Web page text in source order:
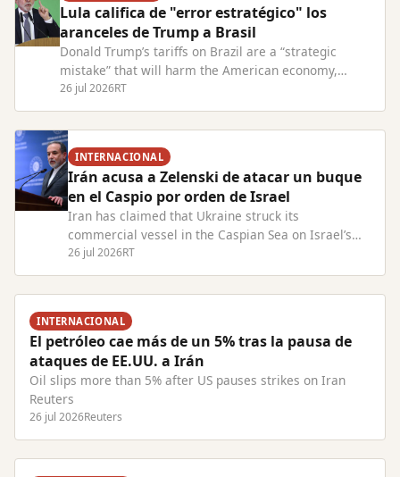
Lula califica de "error estratégico" los
aranceles de Trump a Brasil
Donald Trump’s tariffs on Brazil are a “strategic
mistake” that will harm the American economy,
President Lula has warned. Read Full Article at
RT.com
26 jul 2026RT
INTERNACIONAL
Irán acusa a Zelenski de atacar un buque
en el Caspio por orden de Israel
Iran has claimed that Ukraine struck its
commercial vessel in the Caspian Sea on Israel’s
behalf Read Full Article at RT.com
26 jul 2026RT
INTERNACIONAL
El petróleo cae más de un 5% tras la pausa de
ataques de EE.UU. a Irán
Oil slips more than 5% after US pauses strikes on Iran
Reuters
26 jul 2026Reuters